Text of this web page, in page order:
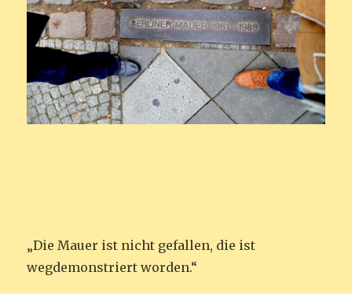
„Die Mauer ist nicht gefallen, die ist
wegdemonstriert worden.“